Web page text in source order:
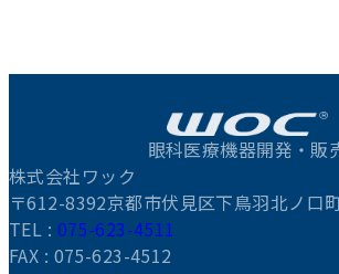
眼科医療機器開発・販
株式会社ワック
〒612-8392京都市伏見区下鳥羽北ノ口
TEL : 075-623-4511
FAX : 075-623-4512